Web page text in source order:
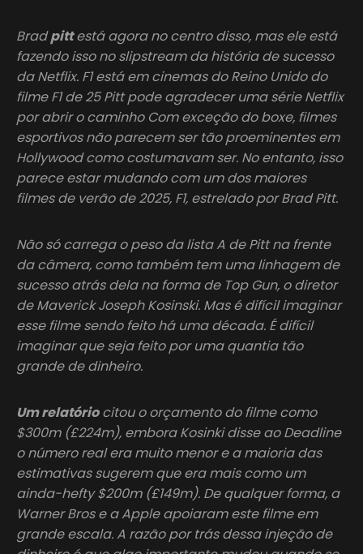
Bradpittestá agora no centro disso, mas ele está
fazendo isso no slipstream da história de sucesso
da Netflix. F1 está em cinemas do Reino Unido do
filme F1 de 25 Pitt pode agradecer uma série Netflix
por abrir o caminho Com exceção do boxe, filmes
esportivos não parecem ser tão proeminentes em
Hollywood como costumavam ser. No entanto, isso
parece estar mudando com um dos maiores
filmes de verão de 2025, F1, estrelado por Brad Pitt.
Não só carrega o peso da lista A de Pitt na frente
da câmera, como também tem uma linhagem de
sucesso atrás dela na forma de Top Gun, o diretor
de Maverick Joseph Kosinski. Mas é difícil imaginar
esse filme sendo feito há uma década. É difícil
imaginar que seja feito por uma quantia tão
grande de dinheiro.
Um relatóriocitou o orçamento do filme como
$300m (£224m), embora Kosinki disse ao Deadline
o número real era muito menor e a maioria das
estimativas sugerem que era mais como um
ainda-hefty $200m (£149m). De qualquer forma, a
Warner Bros e a Apple apoiaram este filme em
grande escala. A razão por trás dessa injeção de